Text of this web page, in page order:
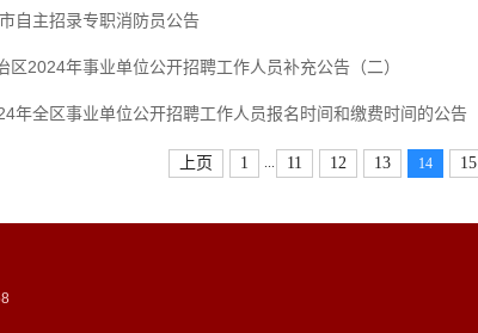
自主招录专职消防员公告
区2024年事业单位公开招聘工作人员补充公告（二）
年全区事业单位公开招聘工作人员报名时间和缴费时间的公告
上页 1 11 12 13 14 15